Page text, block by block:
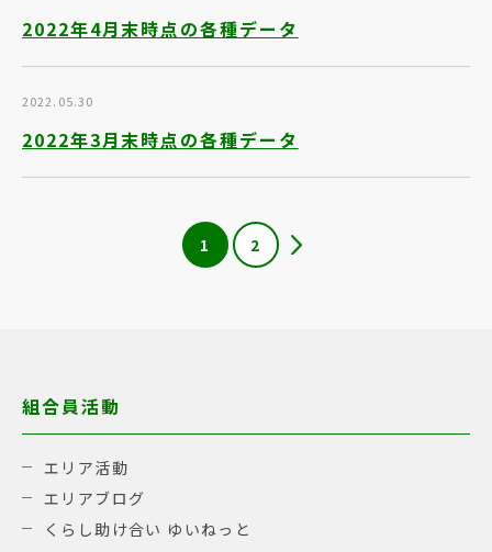
2022年4月末時点の各種データ
2022.05.30
2022年3月末時点の各種データ
1 2
組合員活動
エリア活動
エリアブログ
くらし助け合い ゆいねっと